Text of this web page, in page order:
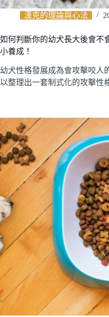
漢克的理論與心法
如何判斷你的幼犬長大後會不
小養成！
幼犬性格發展成為會攻擊咬人
以整理出一套制式化的攻擊性